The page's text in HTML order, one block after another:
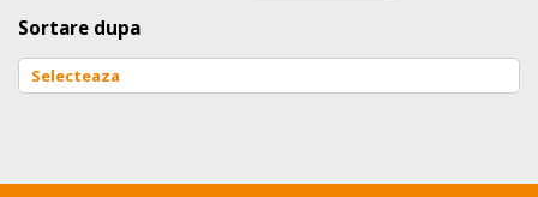
Sortare dupa